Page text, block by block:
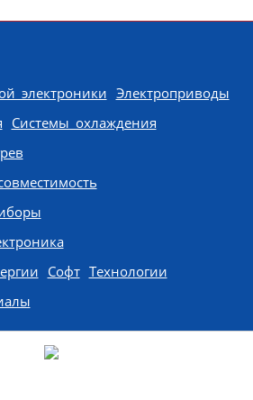
электроники Электроприводы
Системы охлаждения
Софт Технологии